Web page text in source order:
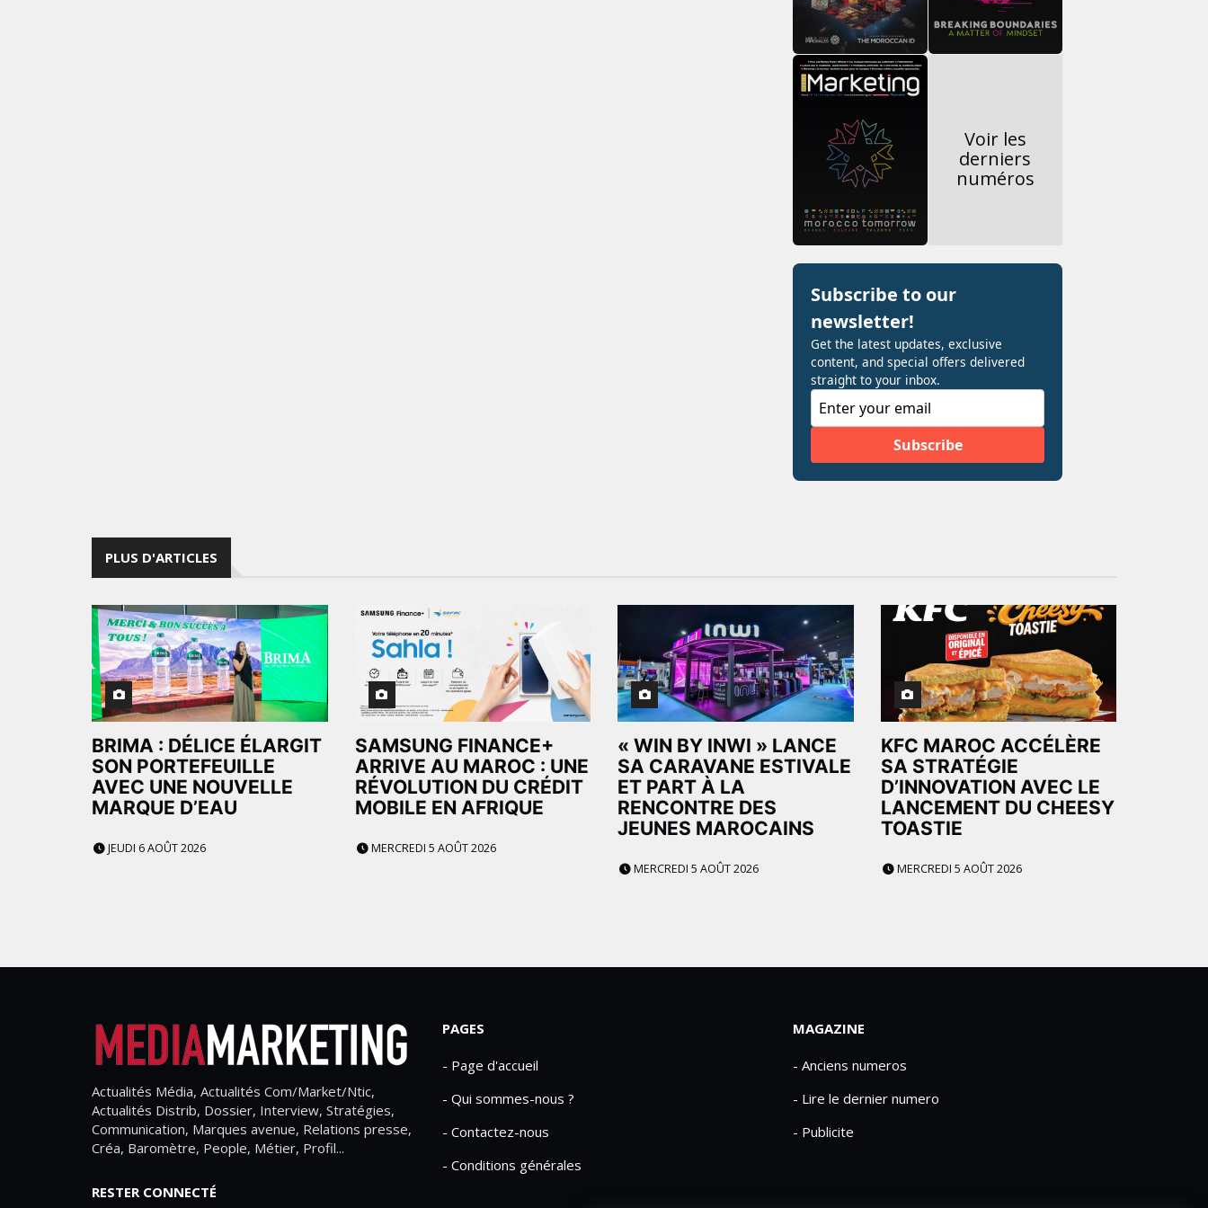
Voir les
derniers
numéros
PLUS D'ARTICLES
BRIMA : DÉLICE ÉLARGIT
SON PORTEFEUILLE
AVEC UNE NOUVELLE
MARQUE D’EAU
JEUDI 6 AOÛT 2026
SAMSUNG FINANCE+
ARRIVE AU MAROC : UNE
RÉVOLUTION DU CRÉDIT
MOBILE EN AFRIQUE
MERCREDI 5 AOÛT 2026
« WIN BY INWI » LANCE
SA CARAVANE ESTIVALE
ET PART À LA
RENCONTRE DES
JEUNES MAROCAINS
MERCREDI 5 AOÛT 2026
KFC MAROC ACCÉLÈRE
SA STRATÉGIE
D’INNOVATION AVEC LE
LANCEMENT DU CHEESY
TOASTIE
MERCREDI 5 AOÛT 2026
Actualités Média, Actualités Com/Market/Ntic,
Actualités Distrib, Dossier, Interview, Stratégies,
Communication, Marques avenue, Relations presse,
Créa, Baromètre, People, Métier, Profil...
RESTER CONNECTÉ
PAGES
- Page d'accueil
- Qui sommes-nous ?
- Contactez-nous
- Conditions générales
MAGAZINE
- Anciens numeros
- Lire le dernier numero
- Publicite